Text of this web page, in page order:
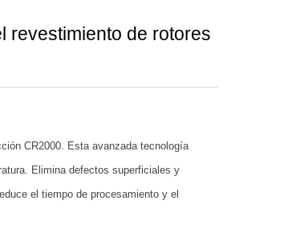
revestimiento de rotores
CR2000. Esta avanzada tecnología
Elimina defectos superficiales y
el tiempo de procesamiento y el